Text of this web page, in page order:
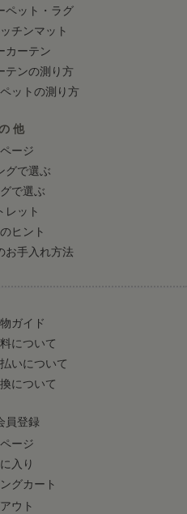
ペット・ラグ
チンマット
カーテン
テンの測り方
ットの測り方
他
ージ
グで選ぶ
で選ぶ
レット
ヒント
お手入れ方法
ガイド
について
いについて
について
員登録
ージ
入り
グカート
ウト